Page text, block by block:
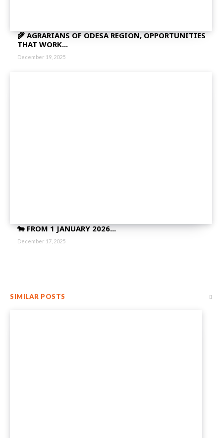
🌾 AGRARIANS OF ODESA REGION, OPPORTUNITIES
THAT WORK...
December 19, 2025
🐄 FROM 1 JANUARY 2026...
December 17, 2025
SIMILAR POSTS